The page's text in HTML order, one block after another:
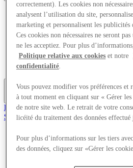
Magasins
Offres
Planifiez votre visite
Quoi de neuf
Mangez et buvez
Cartes cadeaux
Services
Plus
Rejoignez le club
Sauvé
Magasins
Offres
correctement). Les cookies non
analysent l’utilisation du site,
marketing et personnalisent les publicités
Ces cookies non nécessaires ne seront
ne les acceptiez. Pour plus
Politique relative aux cookies et notre
confidentialité.
Vous pouvez modifier vos préférences et
à tout moment en cliquant sur « Gérer les
de notre site web. Le retrait de votre
licéité du traitement des données effectué
Pour plus d’informations sur les tiers
des données, cliquez sur «Gérer les